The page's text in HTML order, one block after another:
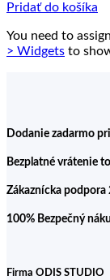
Pridať do košíka
You need to
> Widgets to
Dodanie zadarmo
Bezplatné vrátenie
Zákaznícka
100% Bezpečný
Firma ODIS STUDIO